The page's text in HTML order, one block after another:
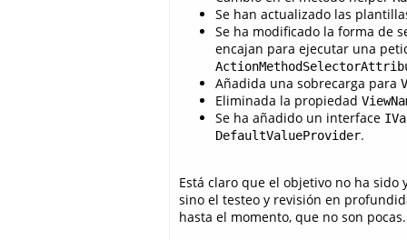
Se han actualizado las
Se ha modificado la forma de
encajan para ejecutar una
Añadida una sobrecarga para
Eliminada la propiedad
Se ha añadido un interface
DefaultValueProvider.
Está claro que el objetivo no ha
sino el testeo y revisión en
hasta el momento, que no son pocas.